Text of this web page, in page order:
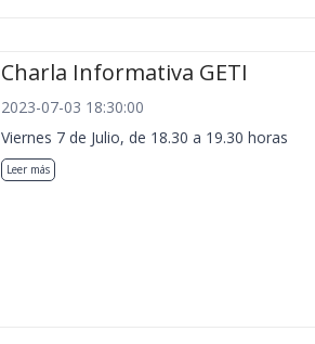
Charla Informativa GETI
2023-07-03 18:30:00
Viernes 7 de Julio, de 18.30 a 19.30 horas
Leer más